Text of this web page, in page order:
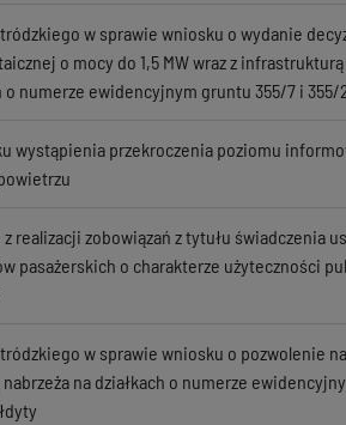
w sprawie wniosku o wydanie
o mocy do 1,5 MW wraz z
o numerze ewidencyjnym gruntu 355/7 i 355/
wystąpienia przekroczenia poziomu
realizacji zobowiązań z tytułu świadczenia
pasażerskich o charakterze użyteczności
w sprawie wniosku o pozwolenie
na działkach o numerze